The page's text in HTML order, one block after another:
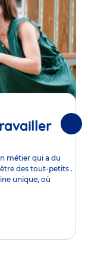
métier qui a du
des tout-petits .
unique, où